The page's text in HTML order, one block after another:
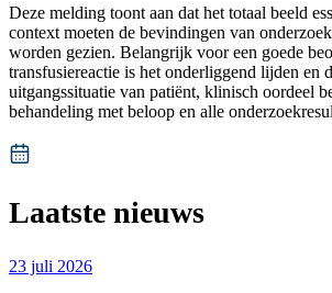
Deze melding toont aan dat het totaal beeld
context moeten de bevindingen van
worden gezien. Belangrijk voor een goede
transfusiereactie is het onderliggend lijden en
uitgangssituatie van patiënt, klinisch oordeel
behandeling met beloop en alle
Laatste nieuws
23 juli 2026